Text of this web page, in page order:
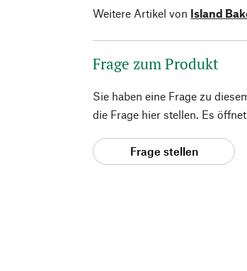
Weitere Artikel von Island
Frage zum Produkt
Sie haben eine Frage zu
die Frage hier stellen. Es
Frage stellen